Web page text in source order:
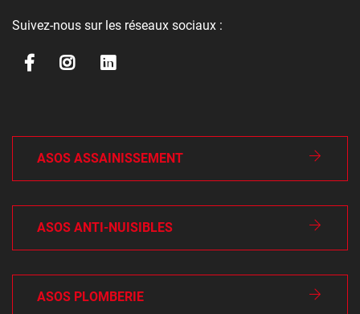
Suivez-nous sur les réseaux sociaux :
ASOS ASSAINISSEMENT
ASOS ANTI-NUISIBLES
ASOS PLOMBERIE